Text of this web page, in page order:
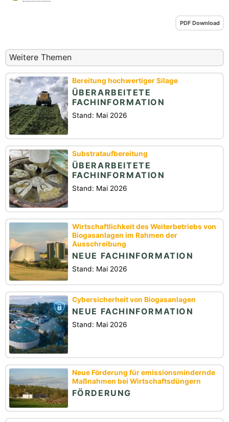
PDF Download
Weitere Themen
Bereitung hochwertiger Silage
ÜBERARBEITETE
FACHINFORMATION
Stand: Mai 2026
Substrataufbereitung
ÜBERARBEITETE
FACHINFORMATION
Stand: Mai 2026
Wirtschaftlichkeit des Weiterbetriebs von
Biogasanlagen im Rahmen der
Ausschreibung
NEUE FACHINFORMATION
Stand: Mai 2026
Cybersicherheit von Biogasanlagen
NEUE FACHINFORMATION
Stand: Mai 2026
Neue Förderung für emissionsmindernde
Maßnahmen bei Wirtschaftsdüngern
FÖRDERUNG